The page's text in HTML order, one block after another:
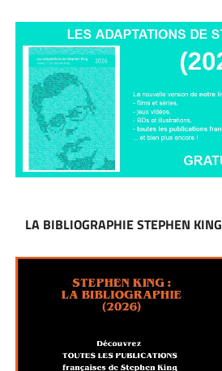
LA BIBLIOGRAPHIE STEPHEN KING